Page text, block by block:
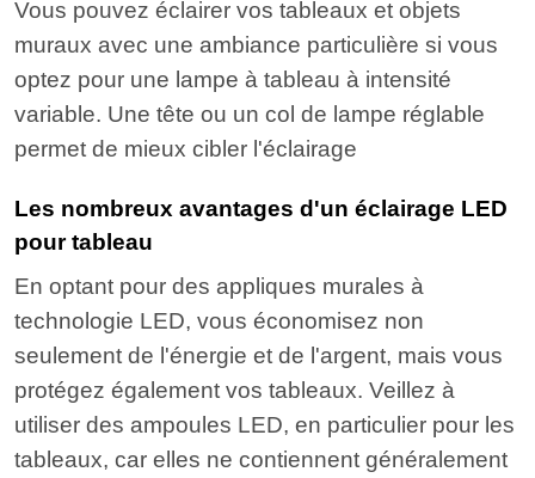
Vous pouvez éclairer vos tableaux et objets
muraux avec une ambiance particulière si vous
optez pour une lampe à tableau à intensité
variable. Une tête ou un col de lampe réglable
permet de mieux cibler l'éclairage
Les nombreux avantages d'un éclairage LED
pour tableau
En optant pour des appliques murales à
technologie LED, vous économisez non
seulement de l'énergie et de l'argent, mais vous
protégez également vos tableaux. Veillez à
utiliser des ampoules LED, en particulier pour les
tableaux, car elles ne contiennent généralement